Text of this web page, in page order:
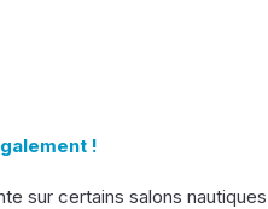
!
sur certains salons